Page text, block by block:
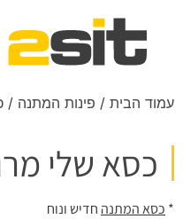
עמוד הבית / פינות המתנה /
כסא שלי
* כסא המתנה חדיש ונוח